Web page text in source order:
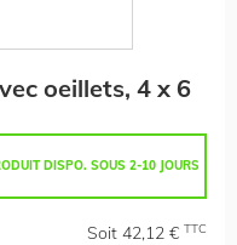
oeillets, 4 x 6
DISPO. SOUS 2-10 JOURS
Soit 42,12 € TTC